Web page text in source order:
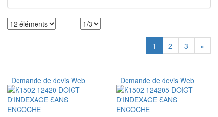
1 2 3 »
Demande de devis Web Demande de devis Web